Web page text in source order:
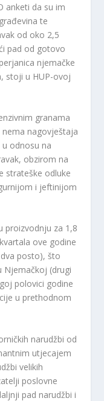
anketi da su im
te
od oko 2,5
pad od gotovo
njemačke
stoji u HUP-ovoj
granama
nagovještaja
odnosu na
obzirom na
strateške odluke
i jeftinijom
proizvodnju za 1,8
ove godine
posto), što
Njemačkoj (drugi
polovici godine
u prethodnom
narudžbi od
utjecajem
velikih
poslovne
pad narudžbi i